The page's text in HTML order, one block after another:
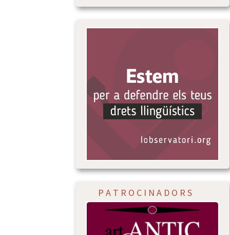
P A T R O C I N A D O R S